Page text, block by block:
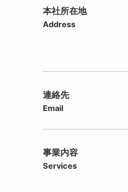
本社所在地
Address
連絡先
Email
事業内容
Services